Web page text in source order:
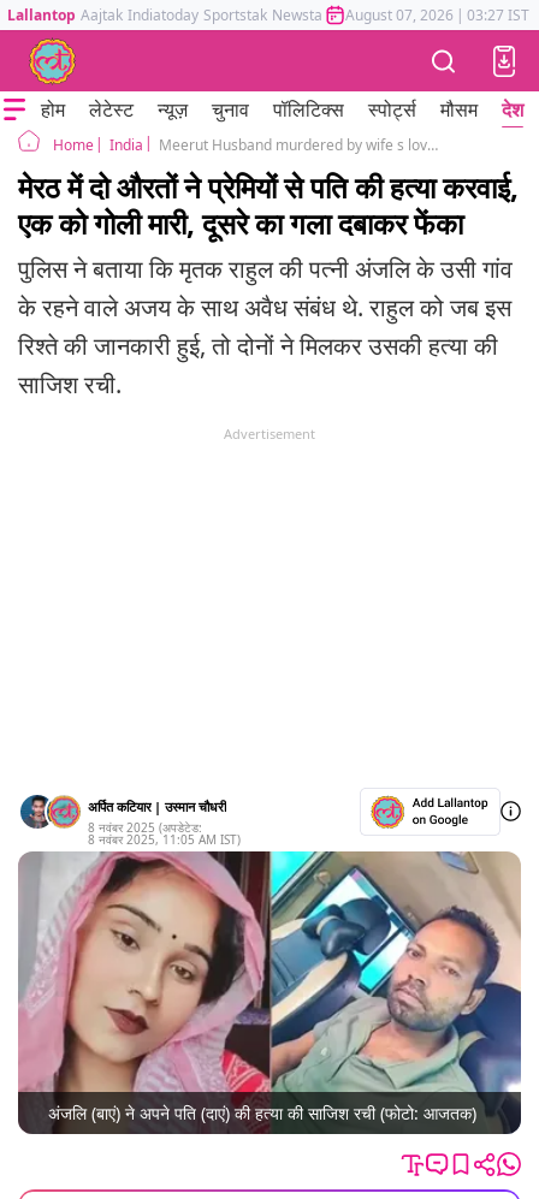
Lallantop Aajtak Indiatoday Sportstak Newstak Mumbai Tak Astrotak
August 07, 2026 | 03:27 IST
होम लेटेस्ट न्यूज़ चुनाव पॉलिटिक्स स्पोर्ट्स मौसम देश
Home India Meerut Husband murdered by wife s lover extramarital affair uttar pradesh
मेरठ में दो औरतों ने प्रेमियों से पति की हत्या करवाई,
एक को गोली मारी, दूसरे का गला दबाकर फेंका
पुलिस ने बताया कि मृतक राहुल की पत्नी अंजलि के उसी गांव
के रहने वाले अजय के साथ अवैध संबंध थे. राहुल को जब इस
रिश्ते की जानकारी हुई, तो दोनों ने मिलकर उसकी हत्या की
साजिश रची.
Advertisement
अर्पित कटियार | उस्मान चौधरी
8 नवंबर 2025 (अपडेटेड:
8 नवंबर 2025, 11:05 AM IST)
अंजलि (बाएं) ने अपने पति (दाएं) की हत्या की साजिश रची (फोटो: आजतक)